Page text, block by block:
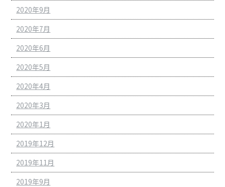
2020年9月
2020年7月
2020年6月
2020年5月
2020年4月
2020年3月
2020年1月
2019年12月
2019年11月
2019年9月